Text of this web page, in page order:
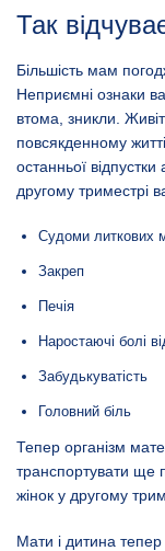
Так
Більшість мам
Неприємні ознаки
втома, зникли.
повсякденному
останньої
другому триместрі
Судоми литкових
Закреп
Печія
Наростаючі болі
Забудькуватість
Головний біль
Тепер організм
транспортувати ще
жінок у другому
Мати і дитина